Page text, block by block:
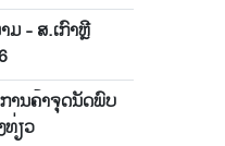
ມ - ສ.ເກົາຫຼີ
ານຄ້າຈຸດນັດພົບ
ຽວ